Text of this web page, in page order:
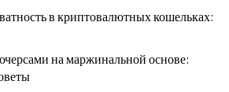
в криптовалютных кошельках:
на маржинальной основе: